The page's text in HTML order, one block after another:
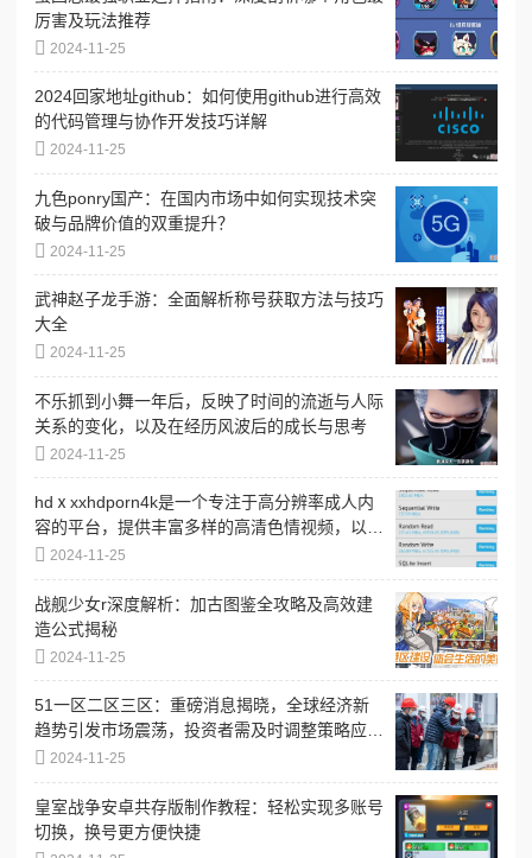
厉害及玩法推荐
2024-11-25
2024回家地址github：如何使用github进行高效
的代码管理与协作开发技巧详解
2024-11-25
九色ponry国产：在国内市场中如何实现技术突
破与品牌价值的双重提升？
2024-11-25
武神赵子龙手游：全面解析称号获取方法与技巧
大全
2024-11-25
不乐抓到小舞一年后，反映了时间的流逝与人际
关系的变化，以及在经历风波后的成长与思考
2024-11-25
hdⅹxxhdporn4k是一个专注于高分辨率成人内
容的平台，提供丰富多样的高清色情视频，以满
足不同用户的需求和偏好
2024-11-25
战舰少女r深度解析：加古图鉴全攻略及高效建
造公式揭秘
2024-11-25
51一区二区三区：重磅消息揭晓，全球经济新
趋势引发市场震荡，投资者需及时调整策略应
对！2024-11-25
皇室战争安卓共存版制作教程：轻松实现多账号
切换，换号更方便快捷